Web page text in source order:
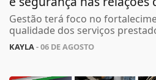
Gestão terá foco no
qualidade dos serviços
KAYLA- 06 DE AGOSTO